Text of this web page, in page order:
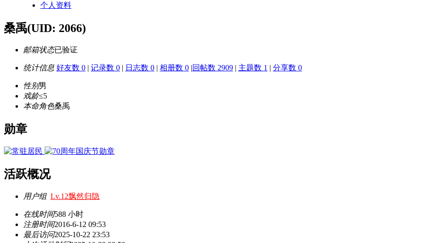
个人资料
桑禹(UID: 2066)
邮箱状态已验证
统计信息 好友数 0 | 记录数 0 | 日志数 0 | 相册数 0 |回帖数 2909 | 主题数 1 | 分享数 0
性别男
戏龄≤5
本命角色桑禹
勋章
活跃概况
用户组 Lv.12飘然归隐
在线时间588 小时
注册时间2016-6-12 09:53
最后访问2025-10-22 23:53